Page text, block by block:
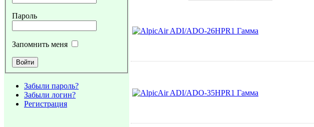
Пароль
Запомнить меня
Забыли пароль?
Забыли логин?
Регистрация